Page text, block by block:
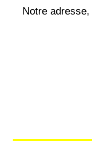
Notre adresse,